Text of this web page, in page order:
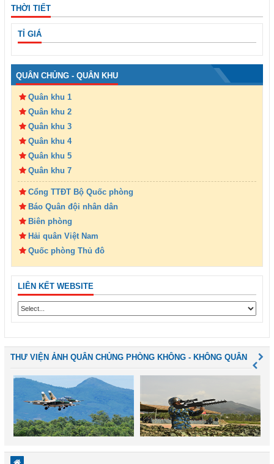
THỜI TIẾT
TỈ GIÁ
QUÂN CHỦNG - QUÂN KHU
Quân khu 1
Quân khu 2
Quân khu 3
Quân khu 4
Quân khu 5
Quân khu 7
Cổng TTĐT Bộ Quốc phòng
Báo Quân đội nhân dân
Biên phòng
Hải quân Việt Nam
Quốc phòng Thủ đô
LIÊN KẾT WEBSITE
THƯ VIỆN ẢNH QUÂN CHỦNG PHÒNG KHÔNG - KHÔNG QUÂN